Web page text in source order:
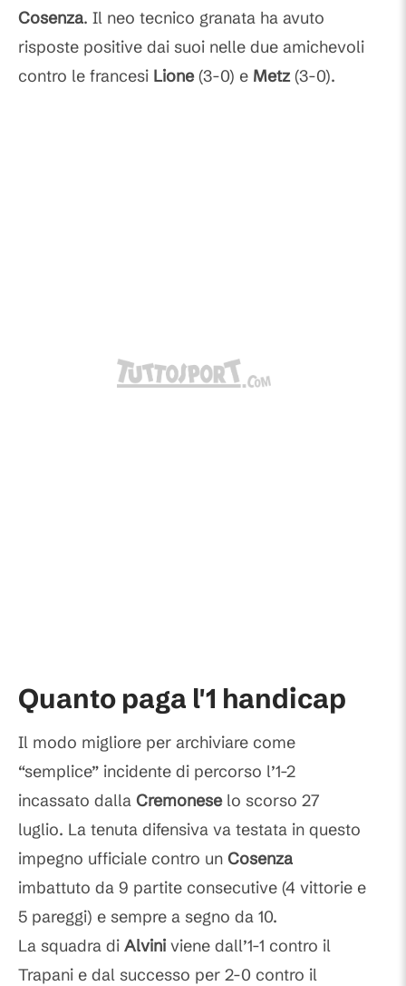
Cosenza. Il neo tecnico granata ha avuto
risposte positive dai suoi nelle due amichevoli
contro le francesi Lione(3-0) e Metz(3-0).
Quanto paga l'1 handicap
Il modo migliore per archiviare come
“semplice” incidente di percorso l’1-2
incassato dalla Cremoneselo scorso 27
luglio. La tenuta difensiva va testata in questo
impegno ufficiale contro un Cosenza
imbattuto da 9 partite consecutive (4 vittorie e
5 pareggi) e sempre a segno da 10.
La squadra di Alvini viene dall’1-1 contro il
Trapani e dal successo per 2-0 contro il